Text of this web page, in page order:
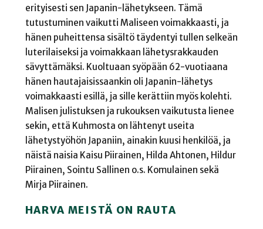
erityisesti sen Japanin-lähetykseen. Tämä
tutustuminen vaikutti Maliseen voimakkaasti, ja
hänen puheittensa sisältö täydentyi tullen selkeän
luterilaiseksi ja voimakkaan lähetysrakkauden
sävyttämäksi. Kuoltuaan syöpään 62-vuotiaana
hänen hautajaisissaankin oli Japanin-lähetys
voimakkaasti esillä, ja sille kerättiin myös kolehti.
Malisen julistuksen ja rukouksen vaikutusta lienee
sekin, että Kuhmosta on lähtenyt useita
lähetystyöhön Japaniin, ainakin kuusi henkilöä, ja
näistä naisia Kaisu Piirainen, Hilda Ahtonen, Hildur
Piirainen, Sointu Sallinen o.s. Komulainen sekä
Mirja Piirainen.
HARVA MEISTÄ ON RAUTA